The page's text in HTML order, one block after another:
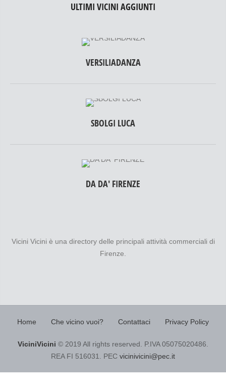
ULTIMI VICINI AGGIUNTI
VERSILIADANZA
SBOLGI LUCA
DA DA' FIRENZE
Vicini Vicini è una directory delle principali attività commerciali di
Firenze.
Home Che vicino vuoi? Contattaci Privacy Policy
ViciniVicini © 2019 All rights reserved. P.IVA 05075020486.
REA FI 516031. PEC vicinivicini@pec.it